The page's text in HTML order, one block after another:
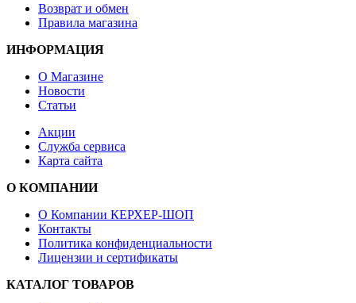
Возврат и обмен
Правила магазина
ИНФОРМАЦИЯ
О Магазине
Новости
Статьи
Акции
Служба сервиса
Карта сайта
О КОМПАНИИ
О Компании КЕРХЕР-ШОП
Контакты
Политика конфиденциальности
Лицензии и сертификаты
КАТАЛОГ ТОВАРОВ